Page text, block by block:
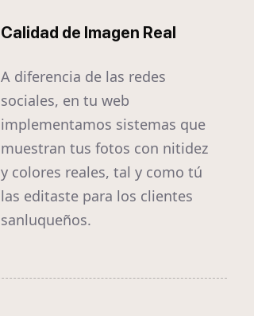
Calidad de Imagen Real
A diferencia de las redes
sociales, en tu web
implementamos sistemas que
muestran tus fotos con nitidez
y colores reales, tal y como tú
las editaste para los clientes
sanluqueños.